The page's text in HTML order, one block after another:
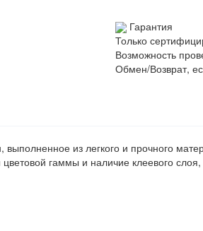
Гарантия
Только
Возможность
Обмен/Возврат,
выполненное из легкого и прочного
гаммы и наличие клеевого